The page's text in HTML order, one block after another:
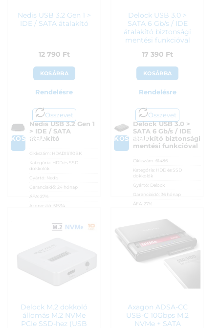
Nedis USB 3.2 Gen 1 >
IDE / SATA átalakító
12 790 Ft
KOSÁRBA
Rendelésre
Összevet
KOSÁRBA
Nedis USB 3.2 Gen 1
> IDE / SATA
átalakító
Cikkszám: HDADIS110BK
Kategória: HDD és SSD
dokkolók
Gyártó: Nedis
Garanciaidő:
24 hónap
ÁFA: 27%
Azonosító: 51534
Delock USB 3.0 >
SATA 6 Gb/s / IDE
átalakító biztonsági
mentési funkcióval
17 390 Ft
KOSÁRBA
Rendelésre
Összevet
KOSÁRBA
Delock USB 3.0 >
SATA 6 Gb/s / IDE
átalakító biztonsági
mentési funkcióval
Cikkszám: 61486
Kategória: HDD és SSD
dokkolók
Gyártó: Delock
Garanciaidő:
36 hónap
ÁFA:
27%
Delock M.2 dokkoló
állomás M.2 NVMe
PCIe SSD-hez (USB
Axagon ADSA-CC
USB-C 10Gbps M.2
NVMe + SATA